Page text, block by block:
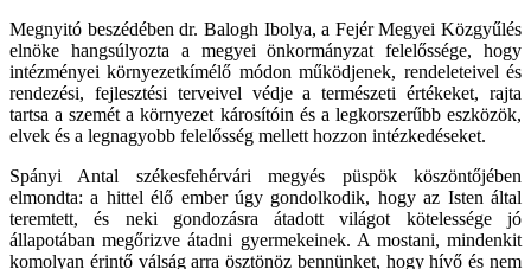
Megnyitó beszédében dr. Balogh Ibolya, a Fejér Megyei Közgyűlés
elnöke hangsúlyozta a megyei önkormányzat felelőssége, hogy
intézményei környezetkímélő módon működjenek, rendeleteivel és
rendezési, fejlesztési terveivel védje a természeti értékeket, rajta
tartsa a szemét a környezet károsítóin és a legkorszerűbb eszközök,
elvek és a legnagyobb felelősség mellett hozzon intézkedéseket.
Spányi Antal székesfehérvári megyés püspök köszöntőjében
elmondta: a hittel élő ember úgy gondolkodik, hogy az Isten által
teremtett, és neki gondozásra átadott világot kötelessége jó
állapotában megőrizve átadni gyermekeinek. A mostani, mindenkit
komolyan érintő válság arra ösztönöz bennünket, hogy hívő és nem